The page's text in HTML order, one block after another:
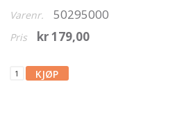
Varenr. 50295000
Pris kr 179,00